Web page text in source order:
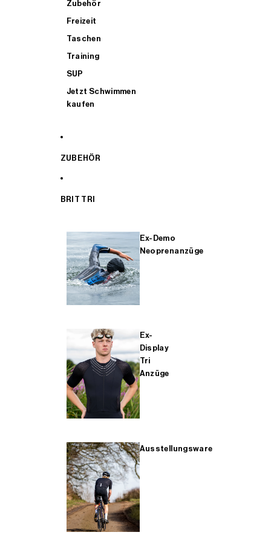
Zubehör
Freizeit
Taschen
Training
SUP
Jetzt Schwimmen
kaufen
ZUBEHÖR
BRIT TRI
Ex-Demo
Neoprenanzüge
Ex-
Display
Tri
Anzüge
Ausstellungsware